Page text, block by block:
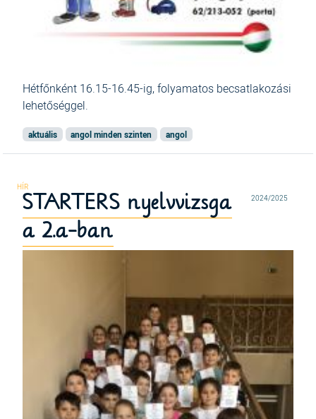
Hétfőnként 16.15-16.45-ig, folyamatos becsatlakozási
lehetőséggel.
aktuális angol minden szinten angol
2024/2025
STARTERS nyelvvizsga
a 2.a-ban